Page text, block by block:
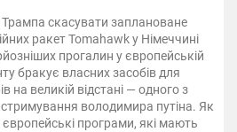
скасувати заплановане
ракет Tomahawk у Німеччині
прогалин у європейській
бракує власних засобів для
на великій відстані — одного з
володимира путіна. Як
програми, які мають